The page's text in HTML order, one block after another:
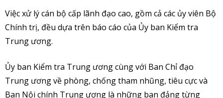
Việc xử lý cán bộ cấp lãnh đạo cao, gồm cả các ủy viên Bộ
Chính trị, đều dựa trên báo cáo của Ủy ban Kiểm tra
Trung ương.
Ủy ban Kiểm tra Trung ương cùng với Ban Chỉ đạo
Trung ương về phòng, chống tham nhũng, tiêu cực và
Ban Nội chính Trung ương là những ban đảng từng